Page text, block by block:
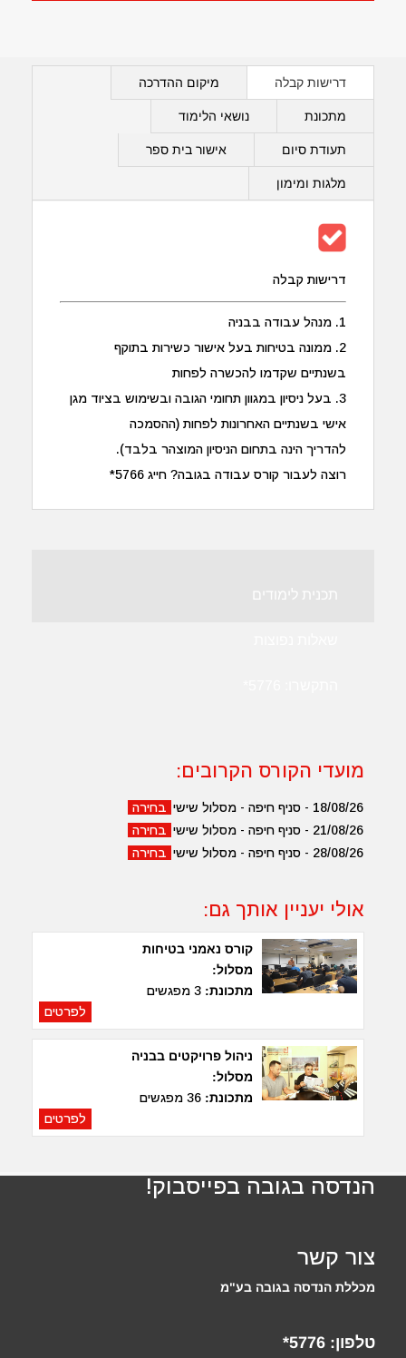
דרישות קבלה מיקום ההדרכה
מתכונת נושאי הלימוד
תעודת סיום אישור בית ספר
מלגות ומימון
דרישות קבלה
1. מנהל עבודה בבניה
2. ממונה בטיחות בעל אישור כשירות בתוקף
בשנתיים שקדמו להכשרה לפחות
3. בעל ניסיון במגוון תחומי הגובה ובשימוש בציוד מגן
אישי בשנתיים האחרונות לפחות (ההסמכה
להדריך הינה בתחום הניסיון המוצהר בלבד).
רוצה לעבור קורס עבודה בגובה? חייג 5766*
תכנית לימודים
מועדי הקורס הקרובים:
18/08/26 - סניף חיפה - מסלול שישי
בחירה
21/08/26 - סניף חיפה - מסלול שישי
בחירה
28/08/26 - סניף חיפה - מסלול שישי
בחירה
אולי יעניין אותך גם:
קורס נאמני בטיחות
מסלול:
מתכונת: 3 מפגשים
לפרטים
ניהול פרויקטים בבניה
מסלול:
מתכונת: 36 מפגשים
לפרטים
הנדסה בגובה בפייסבוק!
צור קשר
מכללת הנדסה בגובה בע"מ
טלפון: 5776*